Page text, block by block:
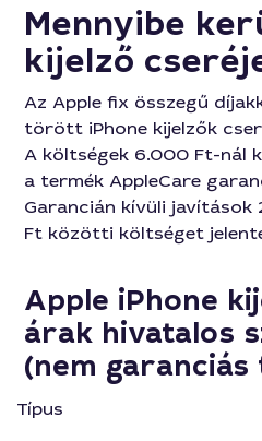
Mennyibe
kijelző
Az Apple fix összegű
törött iPhone kijelzők
A költségek 6.000 Ft-nál
a termék AppleCare
Garancián kívüli
Ft közötti költséget
Apple iPhone
árak hivatalos
(nem
Típus